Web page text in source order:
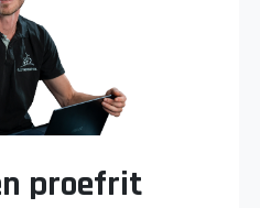
proefrit